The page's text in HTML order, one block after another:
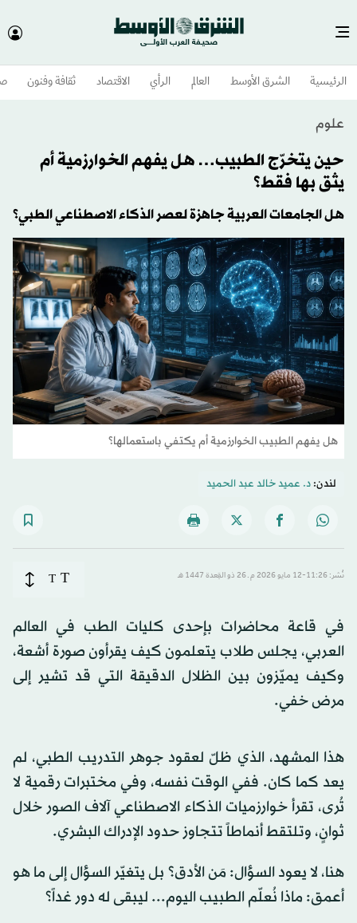
الرئيسية الشرق الأوسط​ العالم الرأي الاقتصاد ثقافة وفنون
علوم
حين يتخرّج الطبيب… هل يفهم الخوارزمية أم
يثق بها فقط؟
هل الجامعات العربية جاهزة لعصر الذكاء الاصطناعي الطبي؟
هل يفهم الطبيب الخوارزمية أم يكتفي باستعمالها؟
لندن:د. عميد خالد عبد الحميد
نُشر: 11:26-12 مايو 2026 م ـ 26 ذو القِعدة 1447 هـ T
T
في قاعة محاضرات بإحدى كليات الطب في العالم
العربي، يجلس طلاب يتعلمون كيف يقرأون صورة أشعة،
وكيف يميّزون بين الظلال الدقيقة التي قد تشير إلى
مرض خفي.
هذا المشهد، الذي ظلّ لعقود جوهر التدريب الطبي، لم
يعد كما كان. ففي الوقت نفسه، وفي مختبرات رقمية لا
تُرى، تقرأ خوارزميات الذكاء الاصطناعي آلاف الصور خلال
ثوانٍ، وتلتقط أنماطاً تتجاوز حدود الإدراك البشري.
هنا، لا يعود السؤال: مَن الأدق؟ بل يتغيّر السؤال إلى ما هو
أعمق: ماذا نُعلّم الطبيب اليوم... ليبقى له دور غداً؟